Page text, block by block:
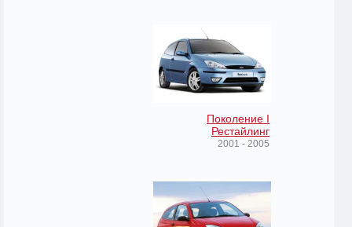
Поколение I
Рестайлинг
2001 - 2005